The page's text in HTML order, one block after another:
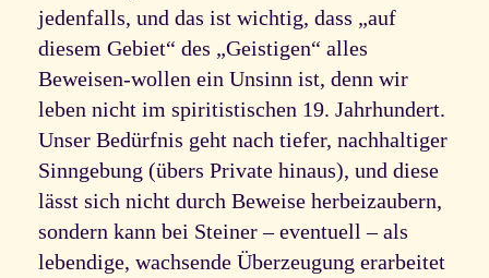
jedenfalls, und das ist wichtig, dass „auf
diesem Gebiet“ des „Geistigen“ alles
Beweisen-wollen ein Unsinn ist, denn wir
leben nicht im spiritistischen 19. Jahrhundert.
Unser Bedürfnis geht nach tiefer, nachhaltiger
Sinngebung (übers Private hinaus), und diese
lässt sich nicht durch Beweise herbeizaubern,
sondern kann bei Steiner – eventuell – als
lebendige, wachsende Überzeugung erarbeitet